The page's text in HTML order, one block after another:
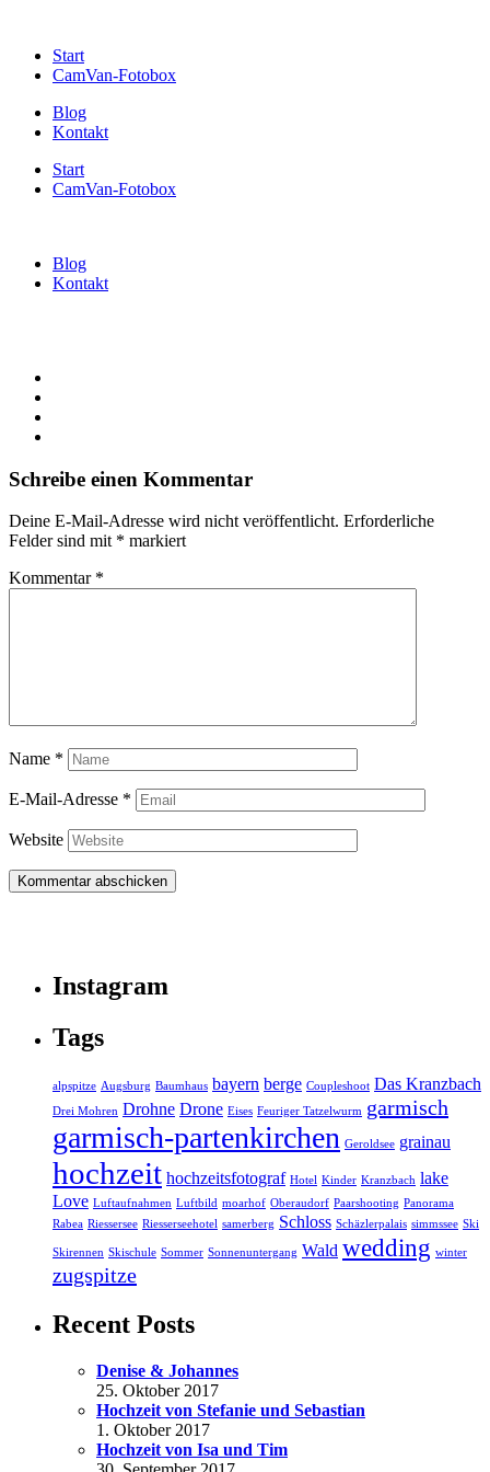
Start
CamVan-Fotobox
Blog
Kontakt
Start
CamVan-Fotobox
Blog
Kontakt
Schreibe einen Kommentar
Deine E-Mail-Adresse wird nicht veröffentlicht. Erforderliche
Felder sind mit * markiert
Kommentar *
Name *
E-Mail-Adresse *
Website
Instagram
Tags
alpspitze Augsburg Baumhaus bayern berge Coupleshoot Das Kranzbach
Drei Mohren Drohne Drone Eises Feuriger Tatzelwurm garmisch
garmisch-partenkirchen Geroldsee grainau
hochzeit hochzeitsfotograf Hotel Kinder Kranzbach lake
Love Luftaufnahmen Luftbild moarhof Oberaudorf Paarshooting Panorama
Rabea Riessersee Riesserseehotel samerberg Schloss Schäzlerpalais simmssee Ski
Skirennen Skischule Sommer Sonnenuntergang Wald wedding winter
zugspitze
Recent Posts
Denise & Johannes
25. Oktober 2017
Hochzeit von Stefanie und Sebastian
1. Oktober 2017
Hochzeit von Isa und Tim